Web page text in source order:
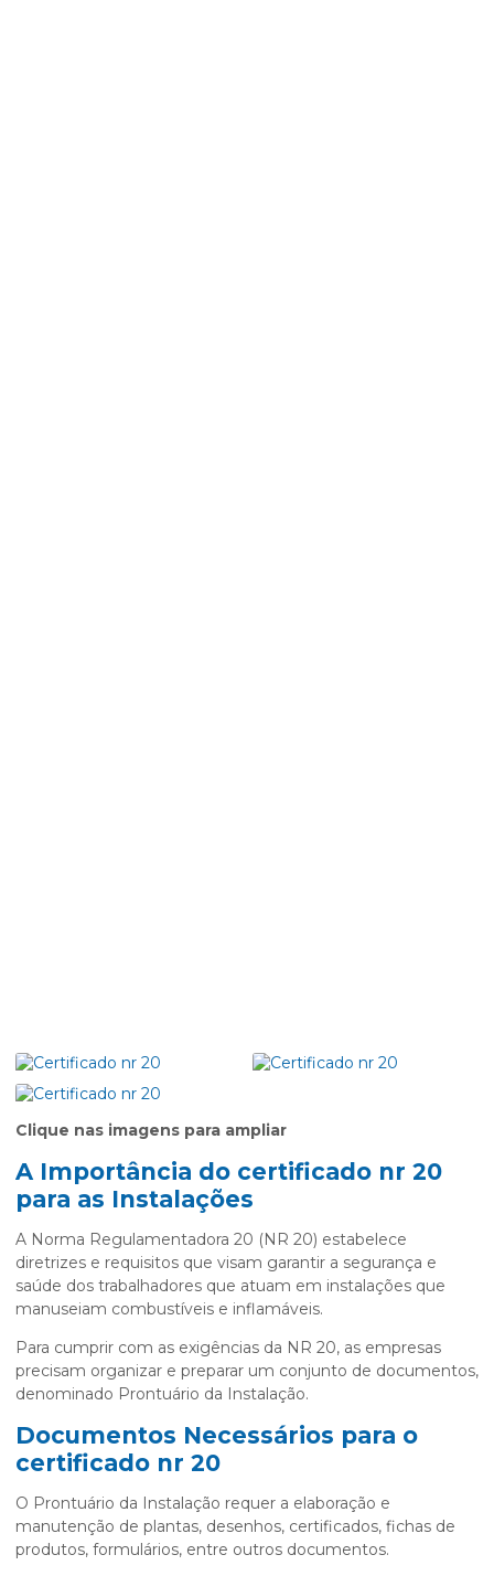
Clique nas imagens para ampliar
A Importância do certificado nr 20
para as Instalações
A Norma Regulamentadora 20 (NR 20) estabelece
diretrizes e requisitos que visam garantir a segurança e
saúde dos trabalhadores que atuam em instalações que
manuseiam combustíveis e inflamáveis.
Para cumprir com as exigências da NR 20, as empresas
precisam organizar e preparar um conjunto de documentos,
denominado Prontuário da Instalação.
Documentos Necessários para o
certificado nr 20
O Prontuário da Instalação requer a elaboração e
manutenção de plantas, desenhos, certificados, fichas de
produtos, formulários, entre outros documentos.